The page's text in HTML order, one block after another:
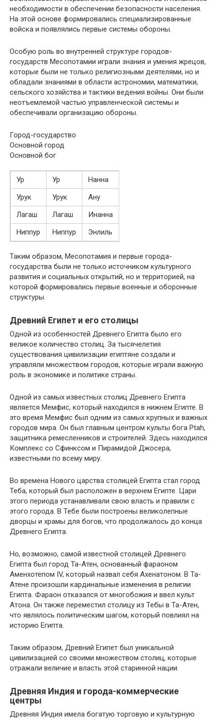
необходимости в обеспечении безопасности населения.
На этой основе формировались специализированные
войска и появлялись первые системы обороны.
Особую роль во внутренней структуре городов-
государств Месопотамии играли знания и умения жрецов,
которые были не только религиозными деятелями, но и
обладали знаниями в области астрономии, математики,
сельского хозяйства и тактики ведения войны. Они были
неотъемлемой частью управленческой системы и
обеспечивали организацию обороны.
Город-государство
Основной город
Основной бог
Ур Ур
Нанна
Урук
Урук
Ану
Лагаш
Лагаш
Инанна
Ниппур
Ниппур Энлиль
Таким образом, Месопотамия и первые города-
государства были не только источником культурного
развития и социальных открытий, но и территорией, на
которой формировались первые военные и оборонные
структуры.
Древний Египет и его столицы
Одной из особенностей Древнего Египта было его
великое количество столиц. За тысячелетия
существования цивилизации египтяне создали и
управляли множеством городов, которые играли важную
роль в экономике и политике страны.
Одной из самых известных столиц Древнего Египта
является Мемфис, который находился в нижнем Египте. В
это время Мемфис был одним из самых крупных и важных
городов мира. Он был главным центром культы бога Ptah,
защитника ремесленников и строителей. Здесь находился
Комплекс со Сфинксом и Пирамидой Джосера,
известными по всему миру.
Во времена Нового царства столицей Египта стал город
Теба, который был расположен в верхнем Египте. Цари
этого периода устанавливали свою власть и правили с
этого города. В Тебе были построены великолепные
дворцы и храмы для богов, что продолжалось до конца
Древнего Египта.
Но, возможно, самой известной столицей Древнего
Египта был город Та-Атен, основанный фараоном
Аменхотепом IV, который назвал себя Ахенатоном. В Та-
Атене произошли кардинальные изменения в религии
Египта. Фараон отказался от многобожия и ввел культ
Атона. Он также переместил столицу из Тебы в Та-Атен,
что являлось политическим шагом, который повлиял на
историю Египта.
Таким образом, Древний Египет был уникальной
цивилизацией со своими множеством столиц, которые
отражали величие и власть этой старинной нации.
Древняя Индия и города-коммерческие
центры
Древняя Индия имела богатую торговую и культурную